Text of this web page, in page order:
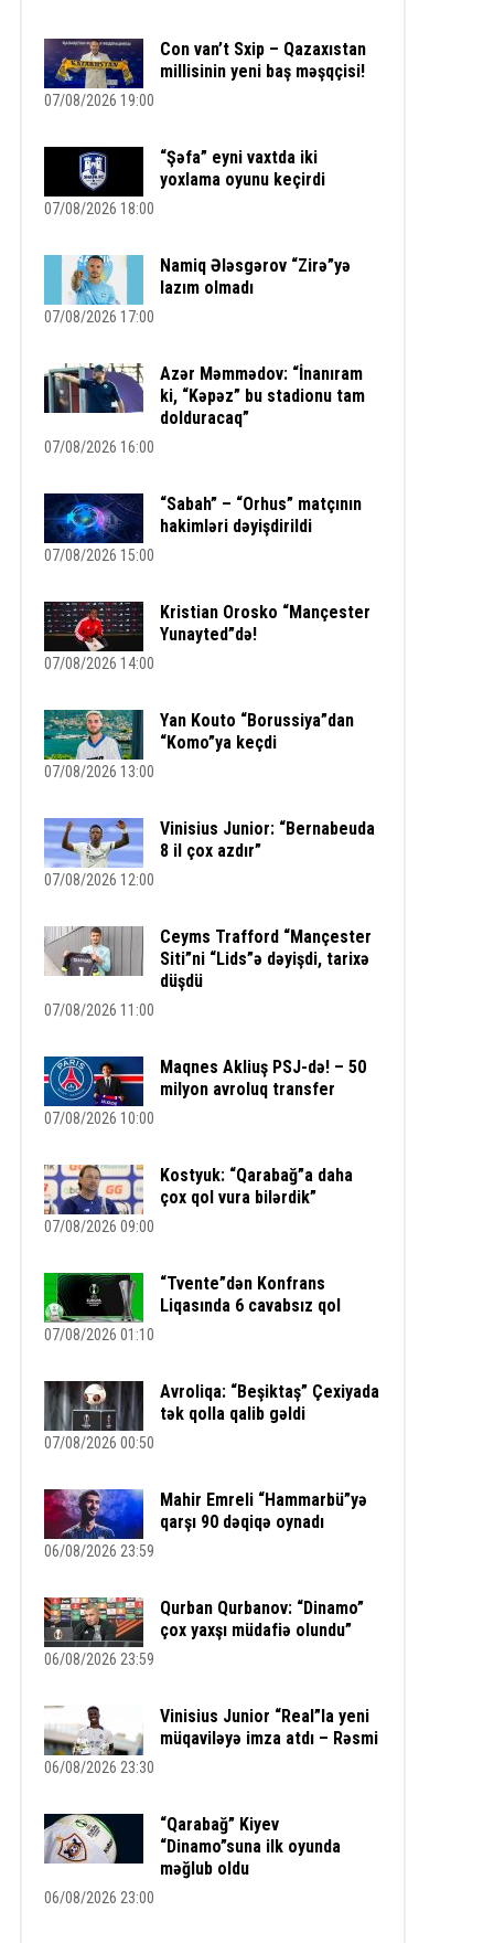
Con van’t Sxip – Qazaxıstan
millisinin yeni baş məşqçisi!
07/08/2026 19:00
“Şəfa” eyni vaxtda iki
yoxlama oyunu keçirdi
07/08/2026 18:00
Namiq Ələsgərov “Zirə”yə
lazım olmadı
07/08/2026 17:00
Azər Məmmədov: “İnanıram
ki, “Kəpəz” bu stadionu tam
dolduracaq”
07/08/2026 16:00
“Sabah” – “Orhus” matçının
hakimləri dəyişdirildi
07/08/2026 15:00
Kristian Orosko “Mançester
Yunayted”də!
07/08/2026 14:00
Yan Kouto “Borussiya”dan
“Komo”ya keçdi
07/08/2026 13:00
Vinisius Junior: “Bernabeuda
8 il çox azdır”
07/08/2026 12:00
Ceyms Trafford “Mançester
Siti”ni “Lids”ə dəyişdi, tarixə
düşdü
07/08/2026 11:00
Maqnes Akliuş PSJ-də! – 50
milyon avroluq transfer
07/08/2026 10:00
Kostyuk: “Qarabağ”a daha
çox qol vura bilərdik”
07/08/2026 09:00
“Tvente”dən Konfrans
Liqasında 6 cavabsız qol
07/08/2026 01:10
Avroliqa: “Beşiktaş” Çexiyada
tək qolla qalib gəldi
07/08/2026 00:50
Mahir Emreli “Hammarbü”yə
qarşı 90 dəqiqə oynadı
06/08/2026 23:59
Qurban Qurbanov: “Dinamo”
çox yaxşı müdafiə olundu”
06/08/2026 23:59
Vinisius Junior “Real”la yeni
müqaviləyə imza atdı – Rəsmi
06/08/2026 23:30
“Qarabağ” Kiyev
“Dinamo”suna ilk oyunda
məğlub oldu
06/08/2026 23:00